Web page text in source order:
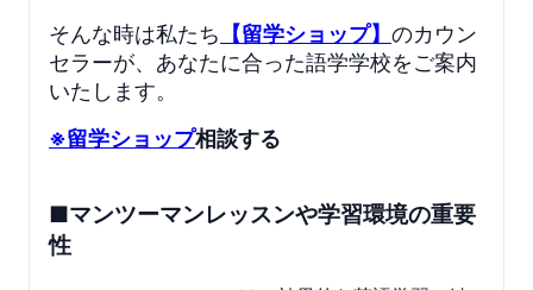
そんな時は私たち 【留学ショップ】 のカウン
セラーが、あなたに合った語学学校をご案内
いたします。
※留学ショップ相談する
■マンツーマンレッスンや学習環境の重要
性